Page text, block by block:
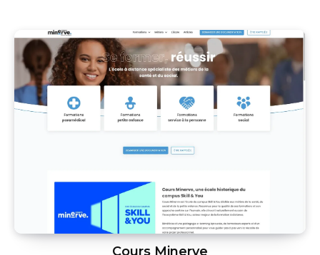
Cours Minerve